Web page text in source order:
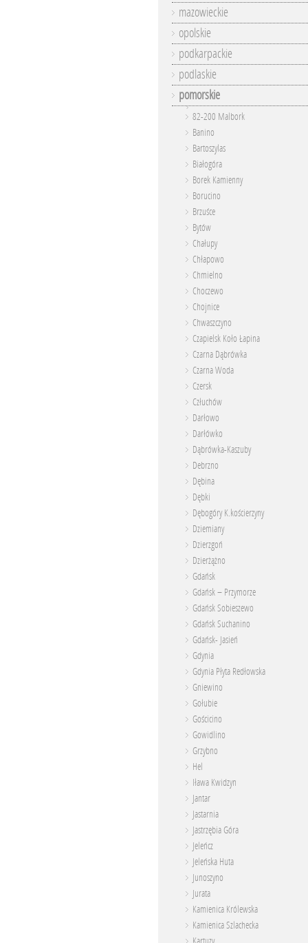
mazowieckie
opolskie
podkarpackie
podlaskie
pomorskie
82-200 Malbork
Banino
Bartoszylas
Białogóra
Borek Kamienny
Borucino
Brzuśce
Bytów
Chałupy
Chłapowo
Chmielno
Choczewo
Chojnice
Chwaszczyno
Czapielsk Koło Łapina
Czarna Dąbrówka
Czarna Woda
Czersk
Człuchów
Darłowo
Darłówko
Dąbrówka-Kaszuby
Debrzno
Dębina
Dębki
Dębogóry K.kościerzyny
Dziemiany
Dzierzgoń
Dzierżążno
Gdańsk
Gdańsk – Przymorze
Gdańsk Sobieszewo
Gdańsk Suchanino
Gdańsk- Jasień
Gdynia
Gdynia Płyta Redłowska
Gniewino
Gołubie
Gościcino
Gowidlino
Grzybno
Hel
Iława Kwidzyn
Jantar
Jastarnia
Jastrzębia Góra
Jeleńcz
Jeleńska Huta
Junoszyno
Jurata
Kamienica Królewska
Kamienica Szlachecka